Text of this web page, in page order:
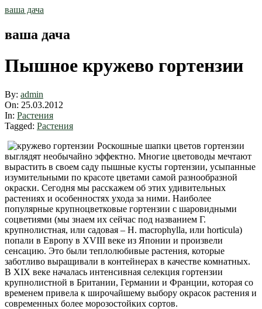
Skip
ваша дача
ваша дача
Пышное кружево гортензии
By: admin
On: 25.03.2012
In: Растения
Tagged: Растения
Роскошные шапки цветов гортензии
выглядят необычайно эффектно. Многие цветоводы мечтают
вырастить в своем саду пышные кусты гортензии, усыпанные
изумительными по красоте цветами самой разнообразной
окраски. Сегодня мы расскажем об этих удивительных
растениях и особенностях ухода за ними. Наиболее
популярные крупноцветковые гортензии с шаровидными
соцветиями (мы знаем их сейчас под названием Г.
крупнолистная, или садовая – H. macrophylla, или horticula)
попали в Европу в XVIII веке из Японии и произвели
сенсацию. Это были теплолюбивые растения, которые
заботливо выращивали в контейнерах в качестве комнатных.
В XIX веке началась интенсивная селекция гортензии
крупнолистной в Британии, Германии и Франции, которая со
временем привела к широчайшему выбору окрасок растения и
современных более морозостойких сортов.